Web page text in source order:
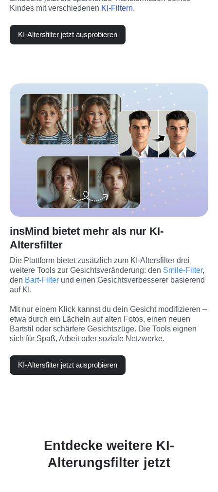
Kindes mit verschiedenen KI-Filtern.
KI-Altersfilter jetzt ausprobieren
insMind bietet mehr als nur KI-
Altersfilter
Die Plattform bietet zusätzlich zum KI-Altersfilter drei
weitere Tools zur Gesichtsveränderung: den Smile-Filter,
den Bart-Filter und einen Gesichtsverbesserer basierend
auf KI.
Mit nur einem Klick kannst du dein Gesicht modifizieren –
etwa durch ein Lächeln auf alten Fotos, einen neuen
Bartstil oder schärfere Gesichtszüge. Die Tools eignen
sich für Spaß, Arbeit oder soziale Netzwerke.
KI-Altersfilter jetzt ausprobieren
Entdecke weitere KI-
Alterungsfilter jetzt